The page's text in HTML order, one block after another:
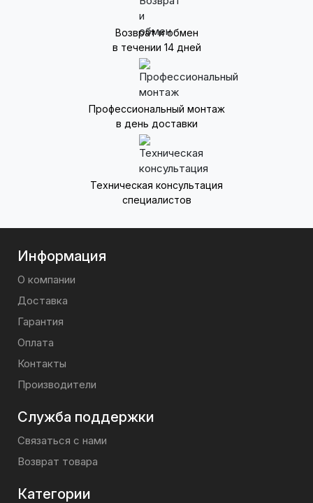
Возврат и обмен
в течении 14 дней
Профессиональный монтаж
в день доставки
Техническая консультация
специалистов
Информация
О компании
Доставка
Гарантия
Оплата
Контакты
Производители
Служба поддержки
Связаться с нами
Возврат товара
Категории